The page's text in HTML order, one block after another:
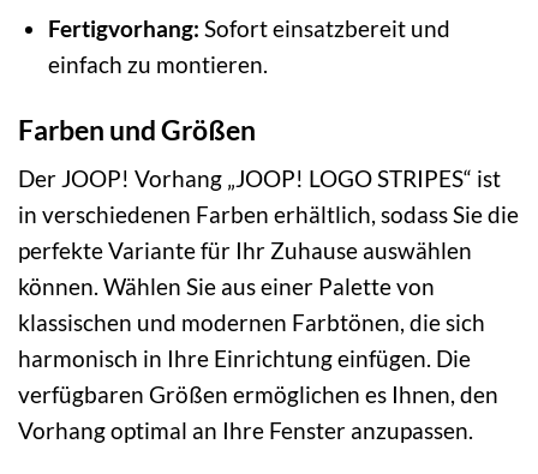
Fertigvorhang: Sofort einsatzbereit und
einfach zu montieren.
Farben und Größen
Der JOOP! Vorhang „JOOP! LOGO STRIPES“ ist
in verschiedenen Farben erhältlich, sodass Sie die
perfekte Variante für Ihr Zuhause auswählen
können. Wählen Sie aus einer Palette von
klassischen und modernen Farbtönen, die sich
harmonisch in Ihre Einrichtung einfügen. Die
verfügbaren Größen ermöglichen es Ihnen, den
Vorhang optimal an Ihre Fenster anzupassen.